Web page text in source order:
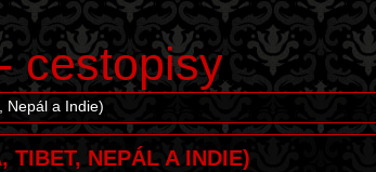
cestopisy
Nepál a Indie)
TIBET, NEPÁL A INDIE)